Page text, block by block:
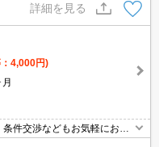
詳細を見る
4,000円)
件交渉などもお気軽にお問